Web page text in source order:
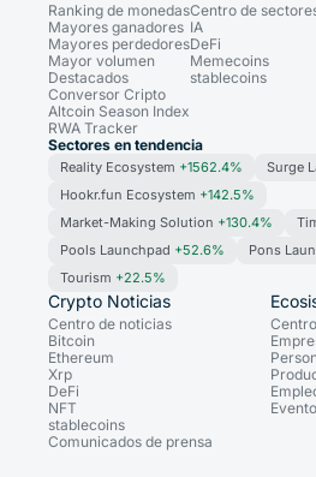
Ranking de monedas
Mayores ganadores
Mayores perdedores
Mayor volumen
Destacados
Conversor Cripto
Altcoin Season Index
RWA Tracker
Centro de
IA
DeFi
Memecoins
stablecoins
Sectores en tendencia
Reality Ecosystem +1562.4% Surge
Hookr.fun Ecosystem +142.5%
Market-Making Solution +130.4%
Pools Launchpad +52.6% Pons
Tourism +22.5%
Crypto Noticias
Centro de noticias
Bitcoin
Ethereum
Xrp
DeFi
NFT
stablecoins
Comunicados de prensa